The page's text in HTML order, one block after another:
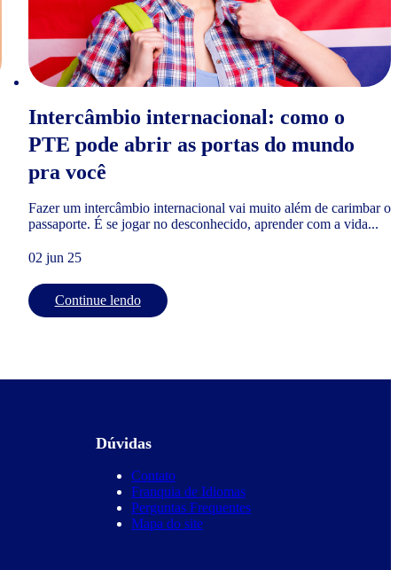
Intercâmbio internacional: como o
PTE pode abrir as portas do mundo
pra você
Fazer um intercâmbio internacional vai muito além de carimbar o
passaporte. É se jogar no desconhecido, aprender com a vida...
02 jun 25
Continue lendo
Dúvidas
Contato
Franquia de Idiomas
Perguntas Frequentes
Mapa do site